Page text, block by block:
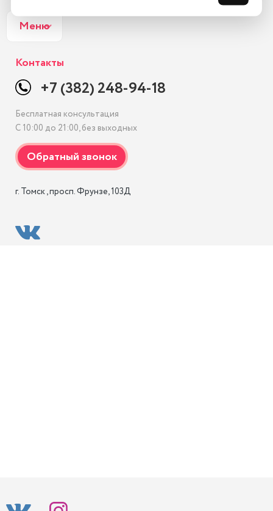
Меню
Контакты
+7 (382) 248-94-18
Бесплатная консультация
С 10:00 до 21:00, без выходных
г. Томск , просп. Фрунзе, 103Д